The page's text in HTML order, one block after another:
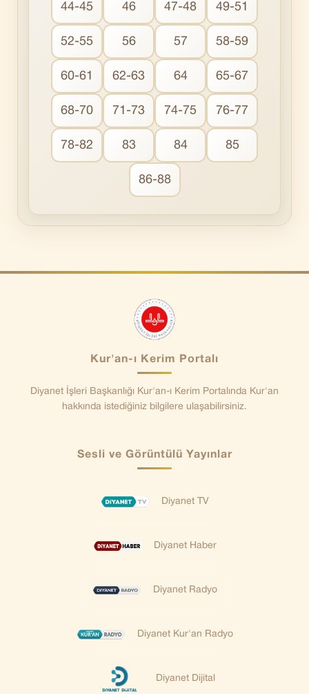
44-45 46 47-48 49-51
52-55 56 57 58-59
60-61 62-63 64 65-67
68-70 71-73 74-75 76-77
78-82 83 84 85
86-88
Kur'an-ı Kerim Portalı
Diyanet İşleri Başkanlığı Kur'an-ı Kerim Portalında Kur'an
hakkında istediğiniz bilgilere ulaşabilirsiniz.
Sesli ve Görüntülü Yayınlar
Diyanet TV
Diyanet Haber
Diyanet Radyo
Diyanet Kur'an Radyo
Diyanet Dijital